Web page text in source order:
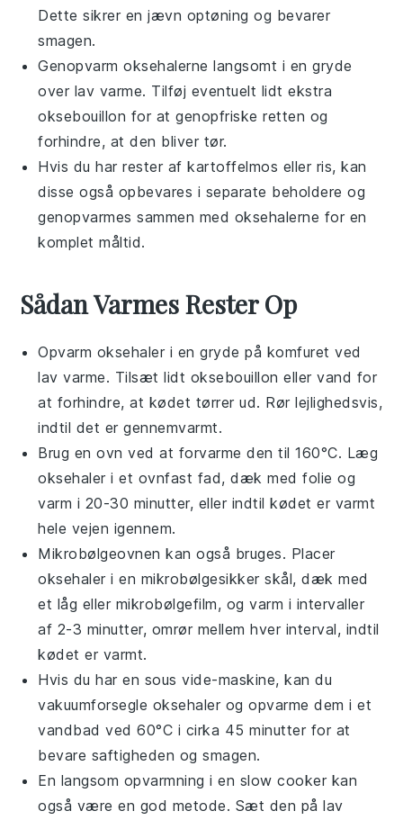
Dette sikrer en jævn optøning og bevarer
smagen.
Genopvarmoksehalerne langsomt i en gryde
over lav varme. Tilføj eventuelt lidt ekstra
oksebouillon for at genopfriske retten og
forhindre, at den bliver tør.
Hvis du har rester afkartoffelmos eller ris, kan
disse også opbevares i separate beholdere og
genopvarmes sammen med oksehalerne for en
komplet måltid.
Sådan Varmes Rester Op
Opvarm oksehaler i en gryde på komfuret ved
lav varme. Tilsæt lidt oksebouillon eller vand for
at forhindre, at kødet tørrer ud. Rør lejlighedsvis,
indtil det er gennemvarmt.
Brug en ovn ved at forvarme den til 160°C. Læg
oksehaler i et ovnfast fad, dæk med folie og
varm i 20-30 minutter, eller indtil kødet er varmt
hele vejen igennem.
Mikrobølgeovnen kan også bruges. Placer
oksehaler i en mikrobølgesikker skål, dæk med
et låg eller mikrobølgefilm, og varm i intervaller
af 2-3 minutter, omrør mellem hver interval, indtil
kødet er varmt.
Hvis du har en sous vide-maskine, kan du
vakuumforsegle oksehaler og opvarme dem i et
vandbad ved 60°C i cirka 45 minutter for at
bevare saftigheden og smagen.
En langsom opvarmning i en slow cooker kan
også være en god metode. Sæt den på lav